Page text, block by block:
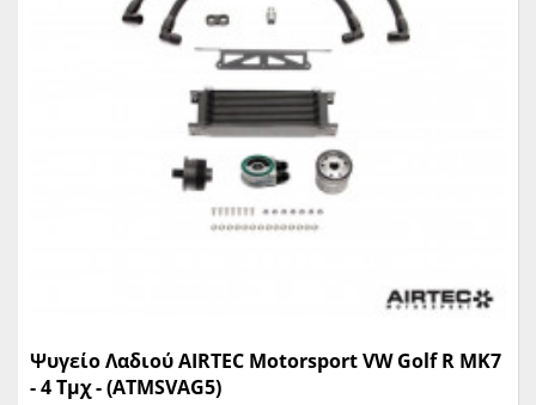
Ψυγείο Λαδιού AIRTEC Motorsport VW Golf R MK7
- 4 Τμχ - (ATMSVAG5)